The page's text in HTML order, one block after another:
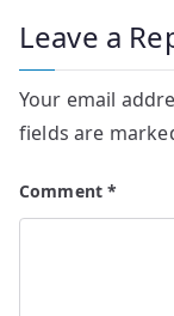
Leave a
Your email
fields are
Comment*